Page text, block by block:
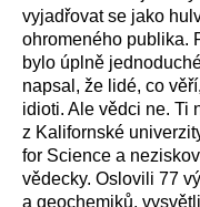
vyjadřovat se jako
ohromeného publika.
bylo úplně
napsal, že lidé, co
idioti. Ale vědci ne. Ti
z Kalifornské
for Science a
vědecky. Oslovili 77
a geochemiků,